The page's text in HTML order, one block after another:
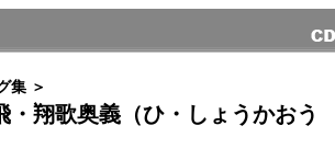
集 ＞
翔歌奥義（ひ・しょうかおう